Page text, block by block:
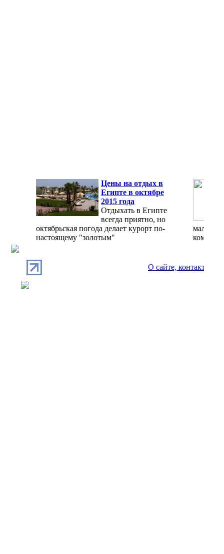
Цены на отдых в
Египте в октябре
2015 года
Отдыхать в Египте
всегда приятно, но
октябрьская погода делает курорт по-
настоящему "золотым"
мало, а
О сайте, контакты